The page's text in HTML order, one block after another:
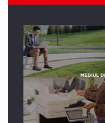
SAPTE PERSONALITATI
SI INSTITUTIONAL…